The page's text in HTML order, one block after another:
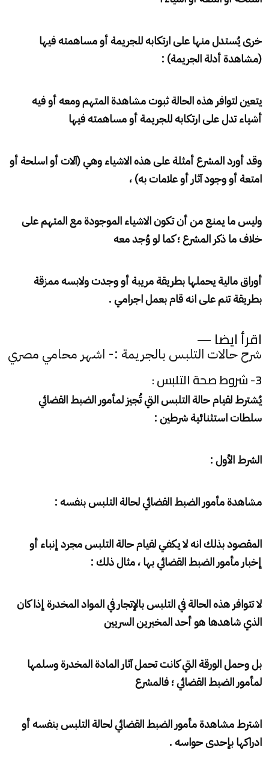
خرى يُستدل منها على ارتكابه للجريمة أو مساهمته فيها
(مشاهدة أدلة الجريمة) :
يتعين لتوافر هذه الحالة ثبوت مشاهدة المتهم ومعه أو فيه
أشياء تدل على ارتكابه للجريمة أو مساهمته فيها
وقد أورد المشرع أمثلة على هذه الاشياء وهي (آلات أو اسلحة أو
امتعة أو وجود آثار أو علامات به) ،
وليس ما يمنع من أن تكون الاشياء الموجودة مع المتهم على
خلاف ما ذكر المشرع ؛ كما لو وُجد معه
أوراق مالية يحملها بطريقة مريبة أو وجدت ولابسه ممزقة
بطريقة تنم على انه قام بعمل اجرامي .
اقرأ ايضا —
شرح حالات التلبس بالجريمة :- اشهر محامي مصري
3- شروط صحة التلبس :
يُشترط لقيام حالة التلبس التي تُجيز لمأمور الضبط القضائي
سلطات استثنائية شرطين :
الشرط الأول :
مشاهدة مأمور الضبط القضائي لحالة التلبس بنفسه :
المقصود بذلك انه لا يكفي لقيام حالة التلبس مجرد إنباء أو
إخبار مأمور الضبط القضائي بها ، مثال ذلك :
لا تتوافر هذه الحالة في التلبس بالإتجار في المواد المخدرة إذا كان
الذي شاهدها هو أحد المخبرين السريين
بل وحمل الورقة التي كانت تحمل آثار المادة المخدرة وسلمها
لمأمور الضبط القضائي ؛ فالمشرع
اشترط مشاهدة مأمور الضبط القضائي لحالة التلبس بنفسه أو
ادراكها بإحدى حواسه .